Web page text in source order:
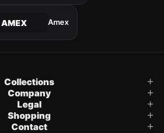
AMEX Amex
Collections
Company
Legal
Shopping
Contact